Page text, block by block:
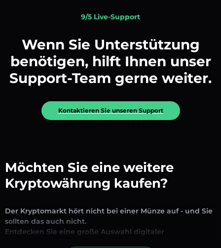
9/5 Live-Support
Wenn Sie Unterstützung
benötigen, hilft Ihnen unser
Support-Team gerne weiter.
Kontaktieren Sie unseren Support
Möchten Sie eine weitere
Kryptowährung kaufen?
Der Kryptomarkt hört nicht bei einer Münze auf - und Sie
sollten das auch nicht.
Entdecken Sie eine große Auswahl digitaler